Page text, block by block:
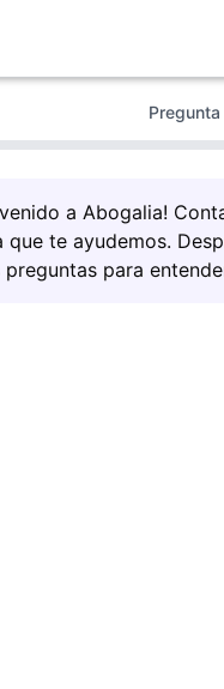
Pregunta
a Abogalia!
que te ayudemos.
preguntas para